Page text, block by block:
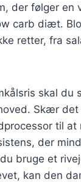
der følger en
carb diæt.
retter, fra
skal du
Skær det
til at
der
bruge et
kan den